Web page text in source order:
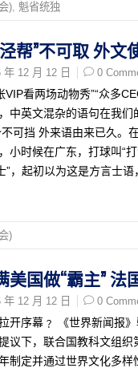
) 魁省统独
泾帮”不可取 外
年 12 月 12 日 0
VIP看两场动物秀”“众多
中英文混杂的语句在我们
可挡 外来语由来已久。
小时候在广东，打球叫“
”，起初以为这是方言士
)
美国做“霸主”
年 12 月 12 日 0
开序幕﹖ 《世界新闻报
议下，联合国教科文组织
制定并通过世界文化多样